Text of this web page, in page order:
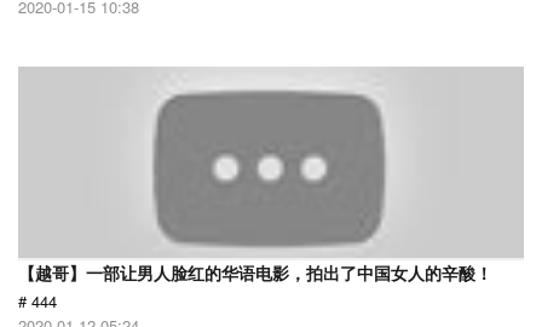
2020-01-15 10:38
【越哥】一部让男人脸红的华语电影，拍出了中国女人的辛酸！
# 444